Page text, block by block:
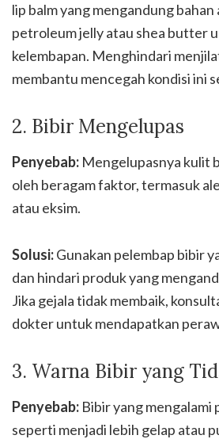
lip balm yang mengandung
petroleum jelly atau shea butter
kelembapan. Menghindari
membantu mencegah kondisi ini
2. Bibir Mengelupas
Penyebab: Mengelupasnya kulit
oleh beragam faktor, termasuk
atau eksim.
Solusi:Gunakan pelembap bibir
dan hindari produk yang
Jika gejala tidak membaik,
dokter untuk mendapatkan
3. Warna Bibir yang
Penyebab: Bibir yang mengalami
seperti menjadi lebih gelap atau